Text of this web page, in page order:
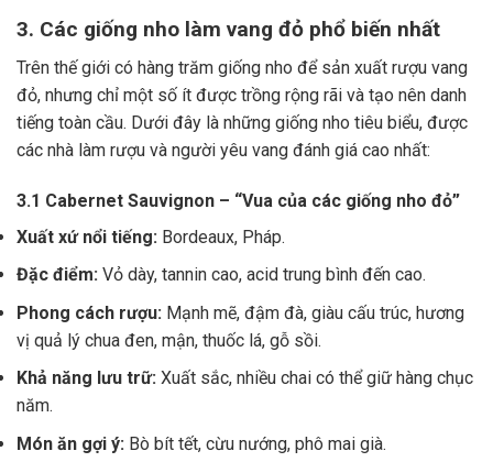
3. Các giống nho làm vang đỏ phổ biến nhất
Trên thế giới có hàng trăm giống nho để sản xuất rượu vang
đỏ, nhưng chỉ một số ít được trồng rộng rãi và tạo nên danh
tiếng toàn cầu. Dưới đây là những giống nho tiêu biểu, được
các nhà làm rượu và người yêu vang đánh giá cao nhất:
3.1 Cabernet Sauvignon – “Vua của các giống nho đỏ”
Xuất xứ nổi tiếng: Bordeaux, Pháp.
Đặc điểm: Vỏ dày, tannin cao, acid trung bình đến cao.
Phong cách rượu: Mạnh mẽ, đậm đà, giàu cấu trúc, hương
vị quả lý chua đen, mận, thuốc lá, gỗ sồi.
Khả năng lưu trữ: Xuất sắc, nhiều chai có thể giữ hàng chục
năm.
Món ăn gợi ý: Bò bít tết, cừu nướng, phô mai già.